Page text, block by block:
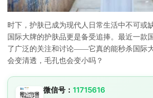
时下，护肤已成为现代人日常生活中不可或
国际大牌的护肤品更是备受追捧。最近一款
了广泛的关注和讨论——它真的能秒杀国际
会变清透，毛孔也会变小吗？
微信号： 11715616